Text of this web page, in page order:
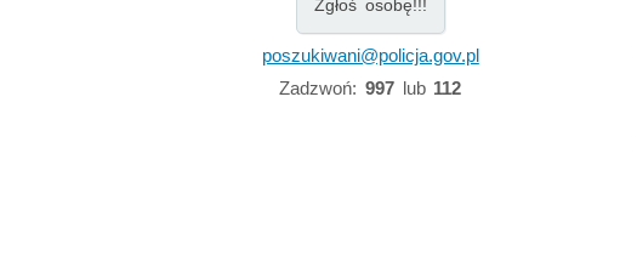
Zgłoś osobę!!!
poszukiwani@policja.gov.pl
Zadzwoń: 997lub 112